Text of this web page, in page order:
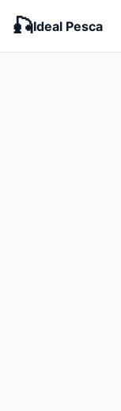
🎣Ideal Pesca